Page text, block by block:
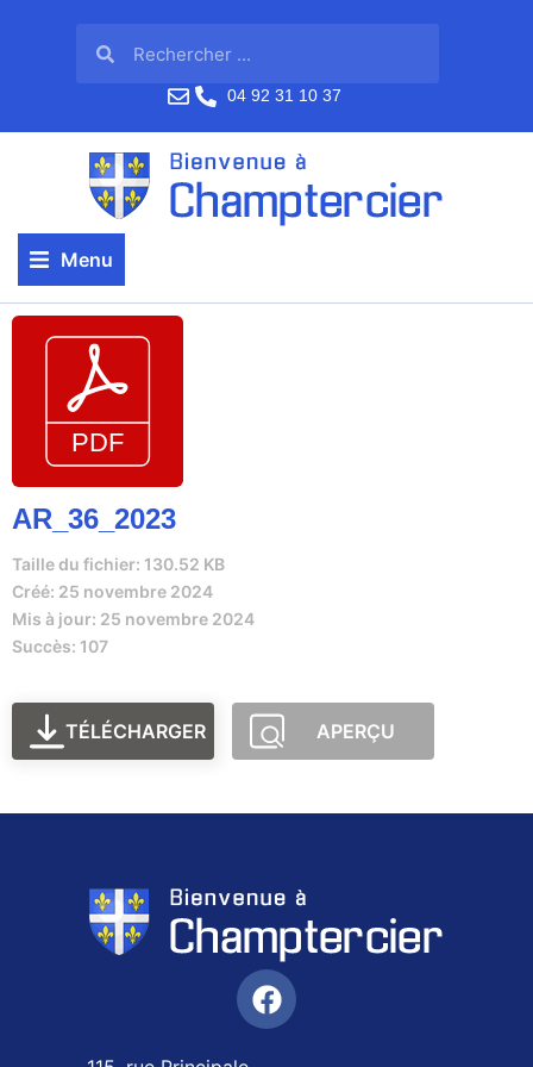
04 92 31 10 37
Menu
AR_36_2023
Taille du fichier: 130.52 KB
Créé: 25 novembre 2024
Mis à jour: 25 novembre 2024
Succès: 107
TÉLÉCHARGER APERÇU